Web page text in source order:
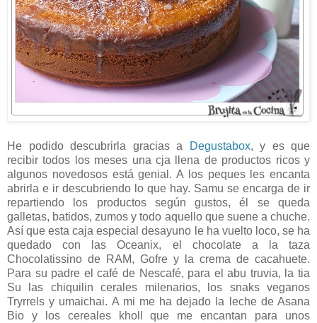
He podido descubrirla gracias a Degustabox, y es que
recibir todos los meses una cja llena de productos ricos y
algunos novedosos está genial. A los peques les encanta
abrirla e ir descubriendo lo que hay. Samu se encarga de ir
repartiendo los productos según gustos, él se queda
galletas, batidos, zumos y todo aquello que suene a chuche.
Así que esta caja especial desayuno le ha vuelto loco, se ha
quedado con las Oceanix, el chocolate a la taza
Chocolatissino de RAM, Gofre y la crema de cacahuete.
Para su padre el café de Nescafé, para el abu truvia, la tia
Su las chiquilin cerales milenarios, los snaks veganos
Tryrrels y umaichai. A mi me ha dejado la leche de Asana
Bio y los cereales kholl que me encantan para unos